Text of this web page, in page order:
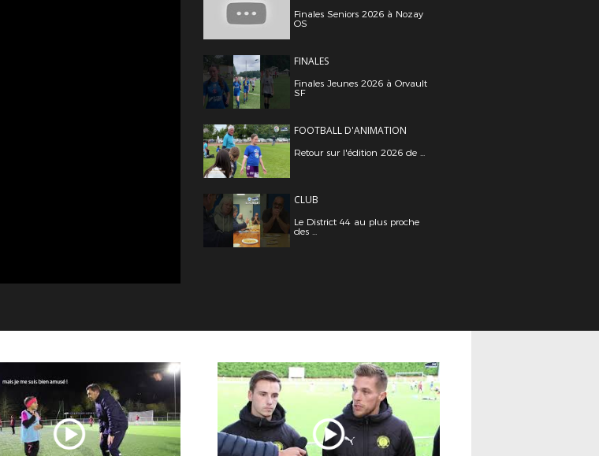
Finales Seniors 2026 à Nozay
OS
FINALES
Finales Jeunes 2026 à Orvault
SF
FOOTBALL D'ANIMATION
Retour sur l'édition 2026 de ...
CLUB
Le District 44 au plus proche
des ...